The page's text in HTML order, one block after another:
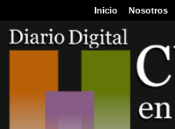
Inicio Nosotros